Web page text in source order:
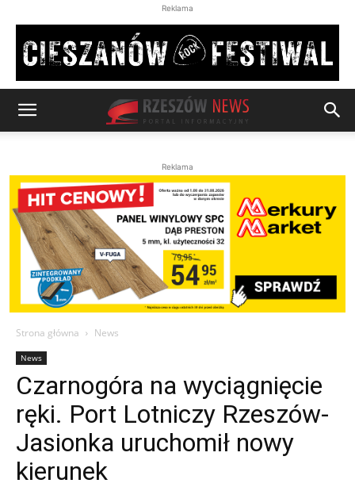
Reklama
Reklama
Strona główna News
News
Czarnogóra na wyciągnięcie
ręki. Port Lotniczy Rzeszów-
Jasionka uruchomił nowy
kierunek